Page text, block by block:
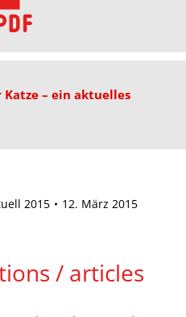
– ein aktuelles
2015 12. März 2015
/ articles